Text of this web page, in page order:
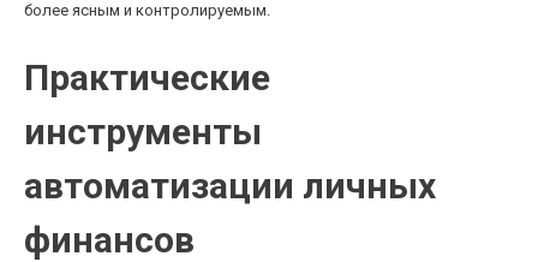
более ясным и контролируемым.
Практические
инструменты
автоматизации личных
финансов